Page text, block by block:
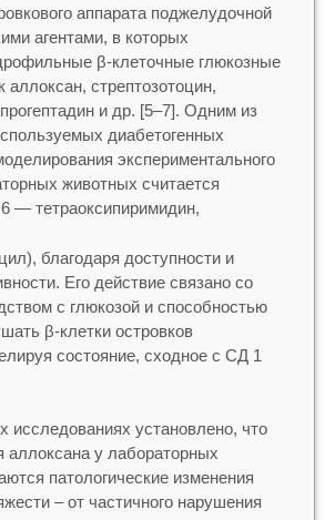
аппарата поджелудочной
агентами, в которых
β-клеточные глюкозные
аллоксан, стрептозотоцин,
и др. [5–7]. Одним из
диабетогенных
экспериментального
животных считается
— тетраоксипиримидин,
благодаря доступности и
Его действие связано со
с глюкозой и способностью
β-клетки островков
состояние, сходное с СД 1
исследованиях установлено, что
аллоксана у лабораторных
патологические изменения
– от частичного нарушения